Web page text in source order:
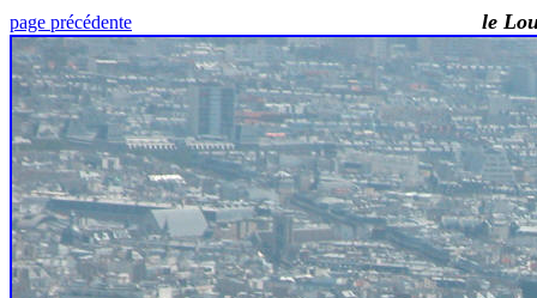
page précédente le Louvre et en partie le